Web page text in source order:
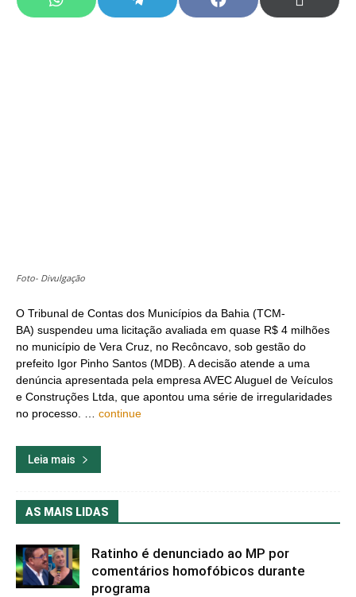
Share
on
Share
on
Share
on
Share
on
Foto- Divulgação
O Tribunal de Contas dos Municípios da Bahia (TCM-
BA) suspendeu uma licitação avaliada em quase R$ 4 milhões
no município de Vera Cruz, no Recôncavo, sob gestão do
prefeito Igor Pinho Santos (MDB). A decisão atende a uma
denúncia apresentada pela empresa AVEC Aluguel de Veículos
e Construções Ltda, que apontou uma série de irregularidades
no processo. … continue
Leia mais
AS MAIS LIDAS
Ratinho é denunciado ao MP por
comentários homofóbicos durante
programa